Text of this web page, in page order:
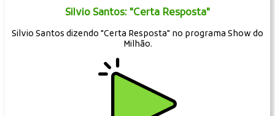
Silvio Santos: "Certa Resposta"
Silvio Santos dizendo "Certa Resposta" no programa Show do
Milhão.